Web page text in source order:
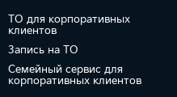
ТО для корпоративных
клиентов
Запись на ТО
Семейный сервис для
корпоративных клиентов